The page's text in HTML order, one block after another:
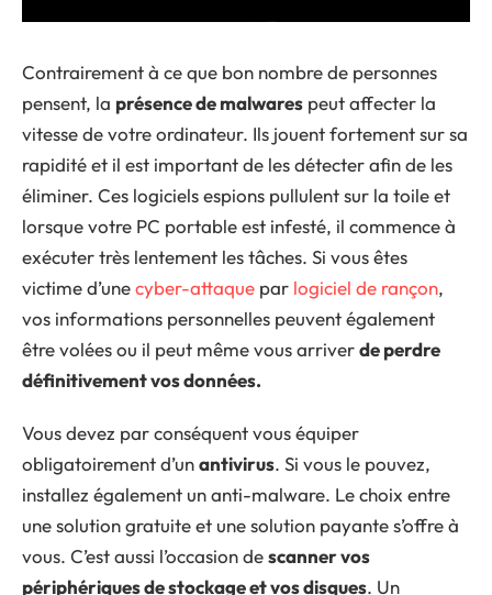
Contrairement à ce que bon nombre de personnes
pensent, la présence de malwares peut affecter la
vitesse de votre ordinateur. Ils jouent fortement sur sa
rapidité et il est important de les détecter afin de les
éliminer. Ces logiciels espions pullulent sur la toile et
lorsque votre PC portable est infesté, il commence à
exécuter très lentement les tâches. Si vous êtes
victime d’unecyber-attaque par logiciel de rançon,
vos informations personnelles peuvent également
être volées ou il peut même vous arriverde perdre
définitivement vos données.
Vous devez par conséquent vous équiper
obligatoirement d’unantivirus. Si vous le pouvez,
installez également un anti-malware. Le choix entre
une solution gratuite et une solution payante s’offre à
vous. C’est aussi l’occasion descanner vos
périphériques de stockage et vos disques. Un